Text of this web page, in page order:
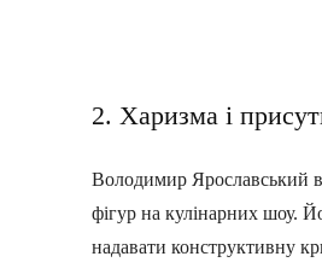
2. Харизма і
Володимир Ярославський
фігур на кулінарних шоу.
надавати конструктивну